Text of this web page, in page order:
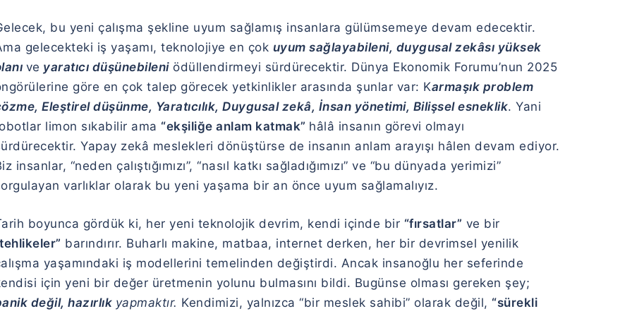
bu yeni çalışma şekline uyum sağlamış insanlara gülümsemeye devam edecektir.
gelecekteki iş yaşamı, teknolojiye en çok uyum sağlayabileni, duygusal zekâsı yüksek
ve yaratıcı düşünebileniödüllendirmeyi sürdürecektir. Dünya Ekonomik Forumu’nun 2025
göre en çok talep görecek yetkinlikler arasında şunlar var: Karmaşık problem
Eleştirel düşünme, Yaratıcılık, Duygusal zekâ, İnsan yönetimi, Bilişsel esneklik. Yani
limon sıkabilir ama “ekşiliğe anlam katmak” hâlâ insanın görevi olmayı
Yapay zekâ meslekleri dönüştürse de insanın anlam arayışı hâlen devam ediyor.
insanlar, “neden çalıştığımızı”, “nasıl katkı sağladığımızı” ve “bu dünyada yerimizi”
varlıklar olarak bu yeni yaşama bir an önce uyum sağlamalıyız.
boyunca gördük ki, her yeni teknolojik devrim, kendi içinde bir “fırsatlar” ve bir
barındırır. Buharlı makine, matbaa, internet derken, her bir devrimsel yenilik
yaşamındaki iş modellerini temelinden değiştirdi. Ancak insanoğlu her seferinde
için yeni bir değer üretmenin yolunu bulmasını bildi. Bugünse olması gereken şey;
değil, hazırlık yapmaktır. Kendimizi, yalnızca “bir meslek sahibi” olarak değil, “sürekli